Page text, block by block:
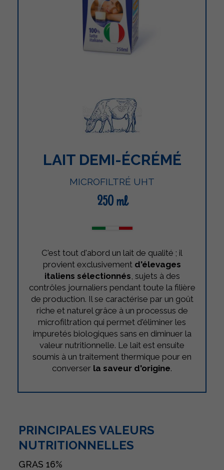
LAIT DEMI-ÉCRÉMÉ
MICROFILTRÉ UHT
250 ml
C'est tout d'abord un lait de qualité ; il
provient exclusivement d'élevages
italiens sélectionnés, sujets à des
contrôles journaliers pendant toute la filière
de production. Il se caractérise par un goût
riche et naturel grâce à un processus de
microfiltration qui permet d'éliminer les
impuretés biologiques sans en diminuer la
valeur nutritionnelle. Le lait est ensuite
soumis à un traitement thermique pour en
converser la saveur d'origine.
PRINCIPALES VALEURS
NUTRITIONNELLES
GRAS 16%